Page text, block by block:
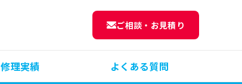
ご相談・お見積り
修理実績 よくある質問